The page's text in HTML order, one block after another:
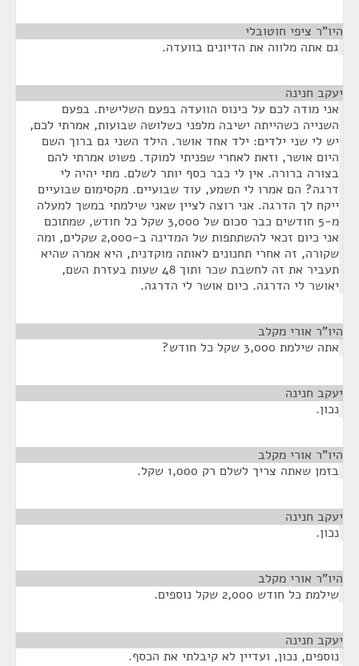
היו"ר ציפי חוטובלי
גם אתה מלווה את הדיונים בוועדה.
יעקב חנינה
אני מודה לכם על כינוס הוועדה בפעם השלישית. בפעם
השנייה כשהייתה ישיבה מלפני כשלושה שבועות, אמרתי לכם,
יש לי שני ילדים: ילד אחד אושר. הילד השני גם ברוך השם
היום אושר, וזאת לאחרי שפניתי למוקד. פשוט אמרתי להם
בצורה ברורה. אין לי כבר כסף יותר לשלם. מתי יהיה לי
דרגה? הם אמרו לי תשמע, עוד שבועיים. מקסימום שבועיים
ייקח לך הדרגה. אני רוצה לציין שאני שילמתי במשך למעלה
מ-5 חודשים כבר סכום של 3,000 שקל כל חודש, שמתוכם
אני כיום זכאי להשתתפות של המדינה ב-2,000 שקלים, ומה
שקורה, זה אחרי תחנונים לאותה מוקדנית, היא אמרה שהיא
תעביר את זה לחשבת שכר ותוך 48 שעות בעזרת השם,
יאושר לי הדרגה. כיום אושר לי הדרגה.
היו"ר אורי מקלב
אתה שילמת 3,000 שקל כל חודש?
יעקב חנינה
נכון.
היו"ר אורי מקלב
בזמן שאתה צריך לשלם רק 1,000 שקל.
יעקב חנינה
נכון.
היו"ר אורי מקלב
שילמת כל חודש 2,000 שקל נוספים.
יעקב חנינה
נוספים, נכון, ועדיין לא קיבלתי את הכסף.